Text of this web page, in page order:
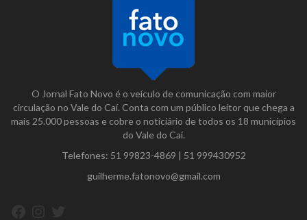
O Jornal Fato Novo é o veículo de comunicação com maior
circulação no Vale do Caí. Conta com um público leitor que chega a
mais 25.000 pessoas e cobre o noticiário de todos os 18 municípios
do Vale do Caí.
Telefones: 51 99823-4869 | 51 999430952
guilherme.fatonovo@gmail.com